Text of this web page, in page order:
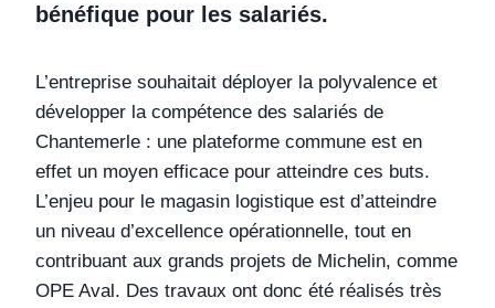
bénéfique pour les salariés.
L’entreprise souhaitait déployer la polyvalence et
développer la compétence des salariés de
Chantemerle : une plateforme commune est en
effet un moyen efficace pour atteindre ces buts.
L’enjeu pour le magasin logistique est d’atteindre
un niveau d’excellence opérationnelle, tout en
contribuant aux grands projets de Michelin, comme
OPE Aval. Des travaux ont donc été réalisés très